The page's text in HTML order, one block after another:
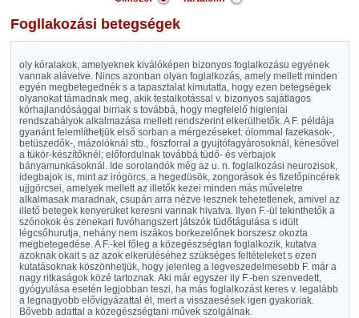
Fogllakozási betegségek
oly kóralakok, amelyeknek kiválóképen bizonyos foglalkozásu egyének
vannak alávetve. Nincs azonban olyan foglalkozás, amely mellett minden
egyén megbetegednék s a tapasztalat kimutatta, hogy ezen betegségek
olyanokat támadnak meg, akik testalkotással v. bizonyos sajátlagos
kórhajlandósággal birnak s továbbá, hogy megfelelő higieniai
rendszabályok alkalmazása mellett rendszerint elkerülhetők. A F. példája
gyanánt felemlíthetjük első sorban a mérgezéseket: ólommal fazekasok-,
betüszedők-, mázolóknál stb., foszforral a gyujtófagyárosoknál, kénesővel
a tükör-készítőknél; előfordulnak továbbá tüdő- és vérbajok
bányamunkásoknál. Ide sorolandók még az u. n. foglalkozási neurozisok,
idegbajok is, mint az irógörcs, a hegedüsök, zongorások és fizetőpincérek
ujjgörcsei, amelyek mellett az illetők kezei minden más műveletre
alkalmasak maradnak, csupán arra nézve lesznek tehetetlenek, amivel az
illető betegek kenyerüket keresni vannak hivatva. Ilyen F.-ül tekinthetők a
szónokok és zenekari fuvóhangszert játszók tüdőtágulása s idült
légcsőhurutja, nehány nem iszákos borkezelőnek borszesz okozta
megbetegedése. A F.-kel főleg a közegészségtan foglalkozik, kutatva
azoknak okait s az azok elkerüléséhez szükséges feltételeket s ezen
kutatásoknak köszönhetjük, hogy jelenleg a legveszedelmesebb F. már a
nagy ritkaságok közé tartoznak. Aki már egyszer ily F.-ben szenvedett,
gyógyulása esetén legjobban teszi, ha más foglalkozást keres v. legalább
a legnagyobb elővigyázattal él, mert a visszaesések igen gyakoriak.
Bővebb adattal a közegészségtani művek szolgálnak.